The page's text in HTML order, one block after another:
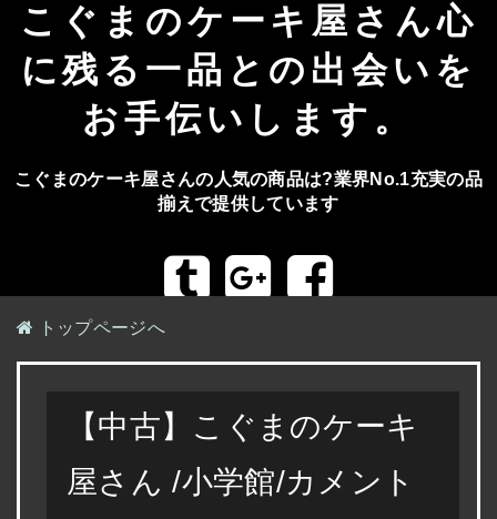
こぐまのケーキ屋さん心
に残る一品との出会いを
お手伝いします。
こぐまのケーキ屋さんの人気の商品は?業界No.1充実の品
揃えで提供しています
トップページへ
【中古】こぐまのケーキ
屋さん /小学館/カメント